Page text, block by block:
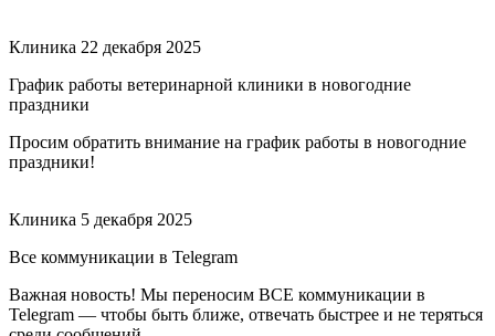
Клиника 22 декабря 2025
График работы ветеринарной клиники в новогодние
праздники
Просим обратить внимание на график работы в новогодние
праздники!
Клиника 5 декабря 2025
Все коммуникации в Telegram
Важная новость! Мы переносим ВСЕ коммуникации в
Telegram — чтобы быть ближе, отвечать быстрее и не теряться